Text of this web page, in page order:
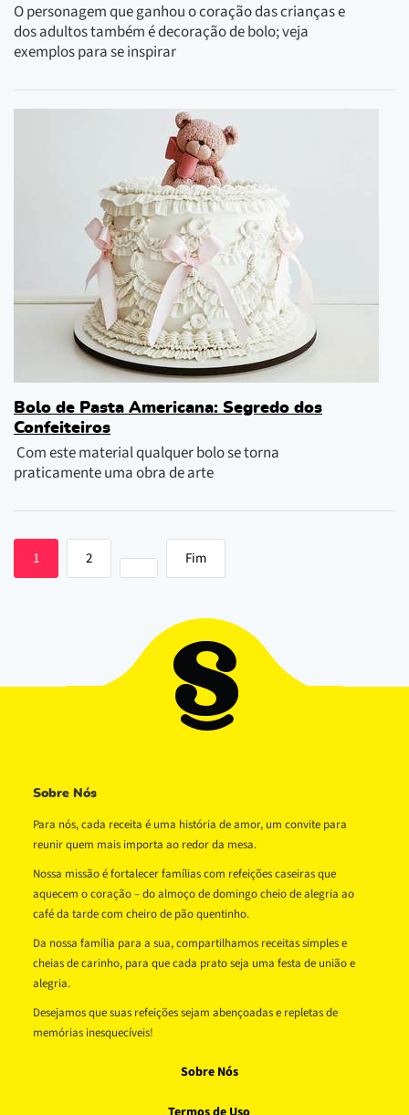
O personagem que ganhou o coração das crianças e
dos adultos também é decoração de bolo; veja
exemplos para se inspirar
Bolo de Pasta Americana: Segredo dos
Confeiteiros
Com este material qualquer bolo se torna
praticamente uma obra de arte
1 2 Fim
Sobre Nós
Para nós, cada receita é uma história de amor, um convite para
reunir quem mais importa ao redor da mesa.
Nossa missão é fortalecer famílias com refeições caseiras que
aquecem o coração – do almoço de domingo cheio de alegria ao
café da tarde com cheiro de pão quentinho.
Da nossa família para a sua, compartilhamos receitas simples e
cheias de carinho, para que cada prato seja uma festa de união e
alegria.
Desejamos que suas refeições sejam abençoadas e repletas de
memórias inesquecíveis!
Sobre Nós